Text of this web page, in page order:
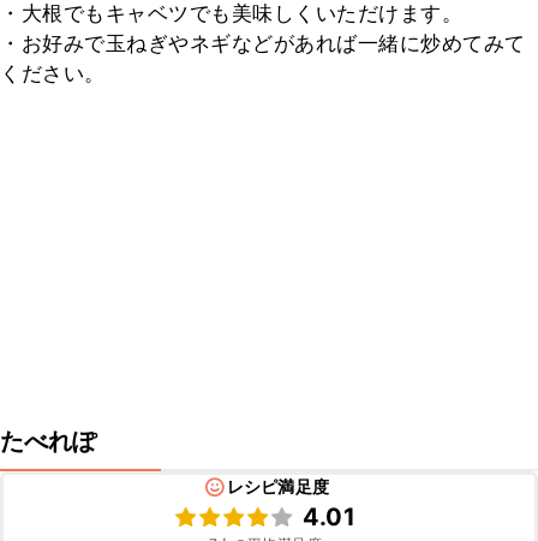
・大根でもキャベツでも美味しくいただけます。
・お好みで玉ねぎやネギなどがあれば一緒に炒めてみて
ください。
たべれぽ
レシピ満足度
4.01